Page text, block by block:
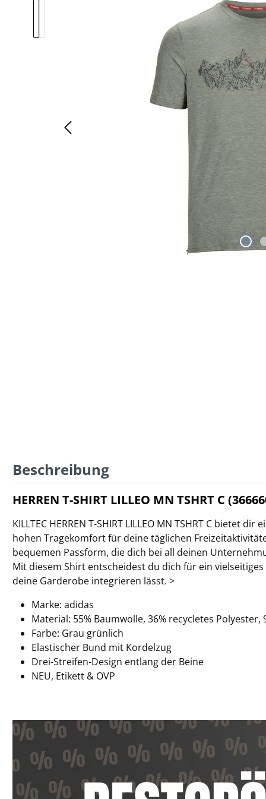
Beschreibung
HERREN T-SHIRT LILLEO MN TSHRT C
KILLTEC HERREN T-SHIRT LILLEO MN TSHRT C bietet
hohen Tragekomfort für deine täglichen
bequemen Passform, die dich bei all deinen
Mit diesem Shirt entscheidest du dich für ein
deine Garderobe integrieren lässt. >
Marke: adidas
Material: 55% Baumwolle, 36% recycletes Polyester,
Farbe: Grau grünlich
Elastischer Bund mit Kordelzug
Drei-Streifen-Design entlang der Beine
NEU, Etikett & OVP